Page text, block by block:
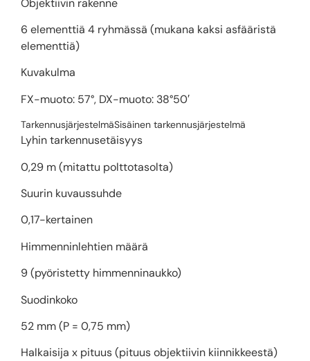
6 elementtiä 4 ryhmässä (mukana kaksi asfääristä
elementtiä)
Kuvakulma
FX-muoto: 57°, DX-muoto: 38°50′
TarkennusjärjestelmäSisäinen tarkennusjärjestelmä
Lyhin tarkennusetäisyys
0,29 m (mitattu polttotasolta)
Suurin kuvaussuhde
0,17-kertainen
Himmenninlehtien määrä
9 (pyöristetty himmenninaukko)
Suodinkoko
52 mm (P = 0,75 mm)
Halkaisija x pituus (pituus objektiivin kiinnikkeestä)